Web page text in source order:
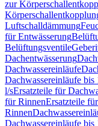
zur
Luftschalldämmung
für Entwässerung
Belüftungsventile
Dachentwässerung
Dachwassereinläufe
Dachwassereinläufe bis
l/sErsatzteile für
für RinnenErsatzteile
Rinnen
Dachwassereinläufe bis